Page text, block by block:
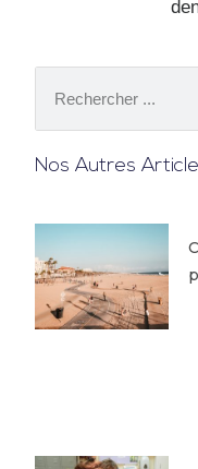
Nos Autres